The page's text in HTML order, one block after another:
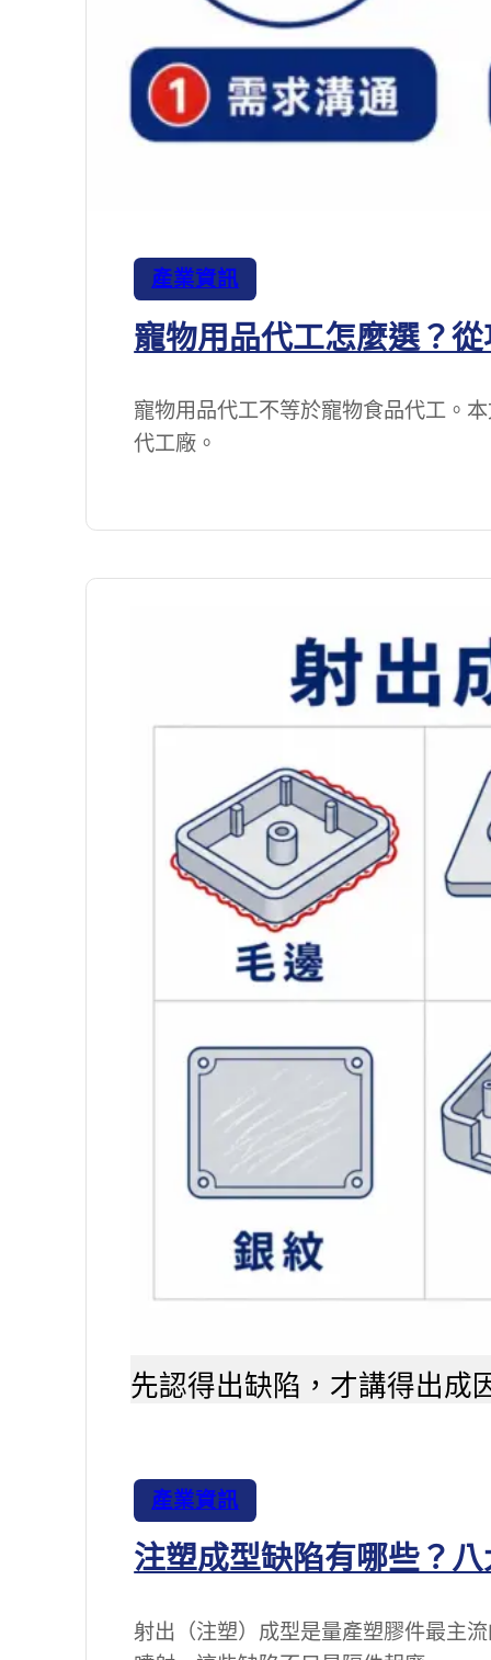
產業資訊
寵物用品代工怎麼選？
寵物用品代工不等於寵物食品代工。
代工廠。
先認得出缺陷，才講得出成
產業資訊
注塑成型缺陷有哪些？
射出（注塑）成型是量產塑膠件最主